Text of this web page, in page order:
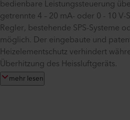
bedienbare Leistungssteuerung
getrennte 4 – 20 mA- oder 0 - 10
Regler, bestehende SPS-Systeme
möglich. Der eingebaute und
Heizelementschutz verhindert
Überhitzung des Heissluftgeräts.
mehr lesen